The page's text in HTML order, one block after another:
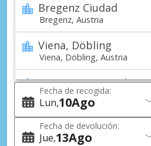
Bregenz Ciudad
Bregenz, Austria
Viena, Döbling
Viena, Döbling, Austria
Viena, Donaustadt
Viena, Donaustadt, Austria
Viena, Erdberg Ciudad
Viena, Erdberg, Austria
Fecha de recogida:
Lun 10Ago
Fecha de devolución:
Jue 13Ago